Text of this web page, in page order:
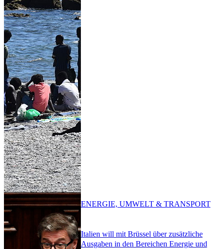
Italien will mit Brüssel über zusätzliche
Ausgaben in den Bereichen Energie und
ENERGIE, UMWELT & TRANSPORT